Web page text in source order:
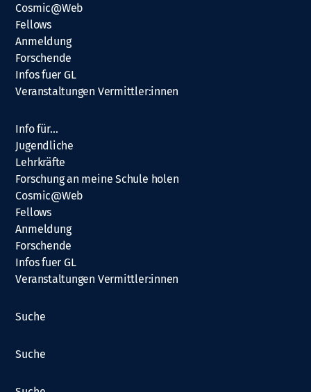
Cosmic@Web
Fellows
Anmeldung
Forschende
Infos fuer GL
Veranstaltungen Vermittler:innen
Info für…
Jugendliche
Lehrkräfte
Forschung an meine Schule holen
Cosmic@Web
Fellows
Anmeldung
Forschende
Infos fuer GL
Veranstaltungen Vermittler:innen
Suche
Suche